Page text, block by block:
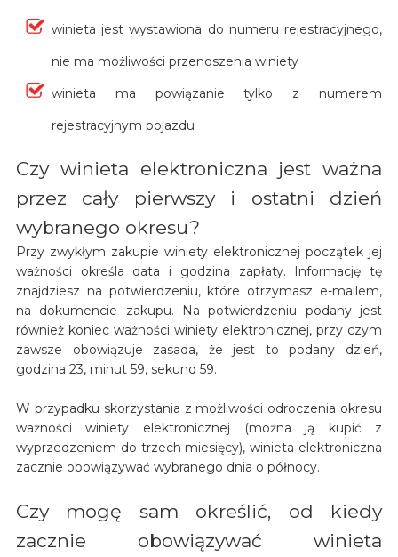
winieta jest wystawiona do numeru rejestracyjnego,
nie ma możliwości przenoszenia winiety
winieta ma powiązanie tylko z numerem
rejestracyjnym pojazdu
Czy winieta elektroniczna jest ważna
przez cały pierwszy i ostatni dzień
wybranego okresu?
Przy zwykłym zakupie winiety elektronicznej początek jej
ważności określa data i godzina zapłaty. Informację tę
znajdziesz na potwierdzeniu, które otrzymasz e-mailem,
na dokumencie zakupu. Na potwierdzeniu podany jest
również koniec ważności winiety elektronicznej, przy czym
zawsze obowiązuje zasada, że jest to podany dzień,
godzina 23, minut 59, sekund 59.
W przypadku skorzystania z możliwości odroczenia okresu
ważności winiety elektronicznej (można ją kupić z
wyprzedzeniem do trzech miesięcy), winieta elektroniczna
zacznie obowiązywać wybranego dnia o północy.
Czy mogę sam określić, od kiedy
zacznie obowiązywać winieta